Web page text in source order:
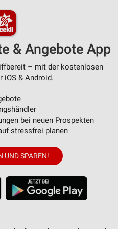
& Angebote App
– mit der kostenlosen
iOS & Android.
bei neuen Prospekten
stressfrei planen
UND SPAREN!
Inhalten
Statistiken oder
verschiedenen
zur Auswahl von